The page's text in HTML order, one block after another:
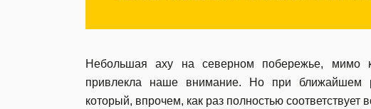
Небольшая аху на северном побережье, мимо
привлекла наше внимание. Но при ближайшем
который, впрочем, как раз полностью